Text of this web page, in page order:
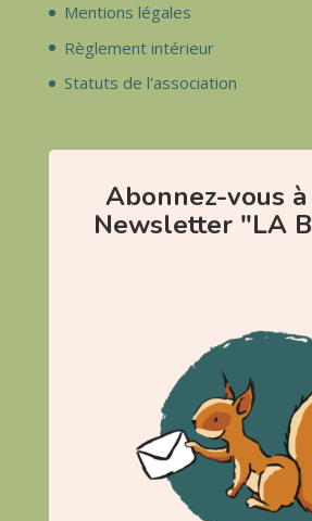
Mentions légales
Règlement intérieur
Statuts de l'association
Abonnez-vous
Newsletter "LA